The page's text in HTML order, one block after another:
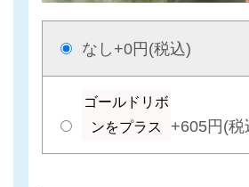
なし +0円(税込)
ゴールドリボ
ンをプラス
+605円(税